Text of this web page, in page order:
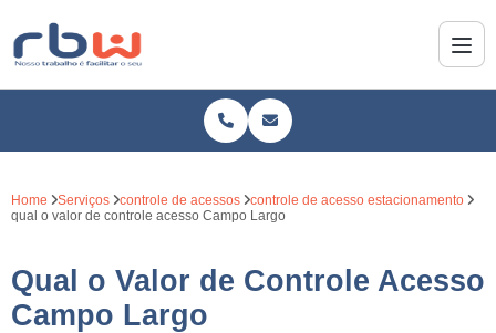
Home Serviços controle de acessos
controle de acesso estacionamento
qual o valor de controle acesso Campo Largo
Qual o Valor de Controle Acesso
Campo Largo